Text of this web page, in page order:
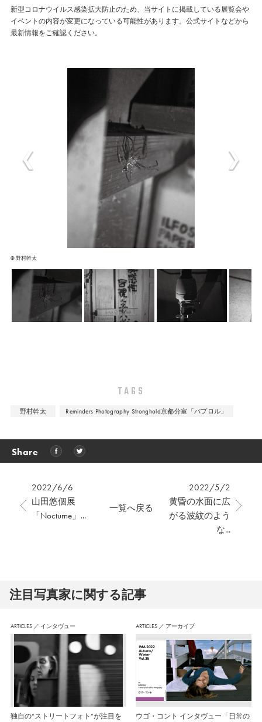
新型コロナウイルス感染拡大防止のため、当サイトに掲載している展覧会や
イベントの内容が変更になっている可能性があります。公式サイトなどから
最新情報をご確認ください。
© 野村幹太
TAGS
野村幹太 Reminders Photography Stronghold京都分室「パプロル」
Share
2022/6/6
山田悠個展
「Nocturne」...
2022/5/2
黄昏の水面に広
がる波紋のよう
な...
一覧へ戻る
注⽬写真家に関する記事
ARTICLES ／ インタヴュー
独自の“ストリートフォト”が注目を
ARTICLES ／ アーカイブ
ウゴ・コント インタヴュー「日常の